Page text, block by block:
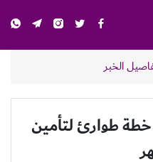
الخبر
طوارئ لتأمين